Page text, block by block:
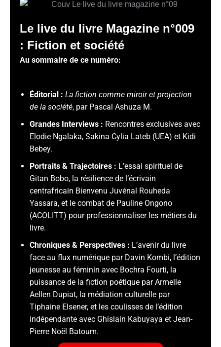
Le live du livre Magazine n°009
: Fiction et société
Au sommaire de ce numéro:
Éditorial : La fiction comme miroir et projection
de la société, par Pascal Ashuza M.
Grandes Interviews : Rencontres exclusives avec
Elodie Ngalaka, Sakina Cylia Lateb (UEA) et Kidi
Bebey.
Portraits & Trajectoires : L’essai spirituel de
Gitan Bobo, la résilience de l’écrivain
centrafricain Bienvenu Juvénal Rouheda
Yassara, et le combat de Pauline Ongono
(ACOLITT) pour professionnaliser les métiers du
livre.
Chroniques & Perspectives : L’avenir du livre
face au flux numérique par Davin Kombi, l’édition
jeunesse au féminin avec Bochra Fourti, la
puissance de la fiction poétique par Armelle
Aellen Dupiat, la médiation culturelle par
Tiphaine Elsener, et les coulisses de l’édition
indépendante avec Ghislain Kabuyaya et Jean-
Pierre Noël Batoum.